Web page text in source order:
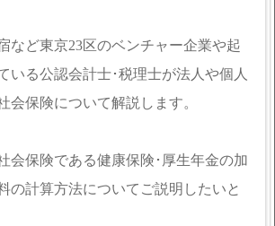
など東京23区のベンチャー企業や起
いる公認会計士･税理士が法人や個人
会保険について解説します。
会保険である健康保険･厚生年金の加
の計算方法についてご説明したいと